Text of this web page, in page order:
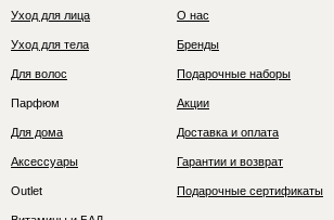
Уход для лица
Уход для тела
Для волос
Парфюм
Для дома
Аксессуары
Outlet
О нас
Бренды
Подарочные наборы
Акции
Доставка и оплата
Гарантии и возврат
Подарочные сертификаты